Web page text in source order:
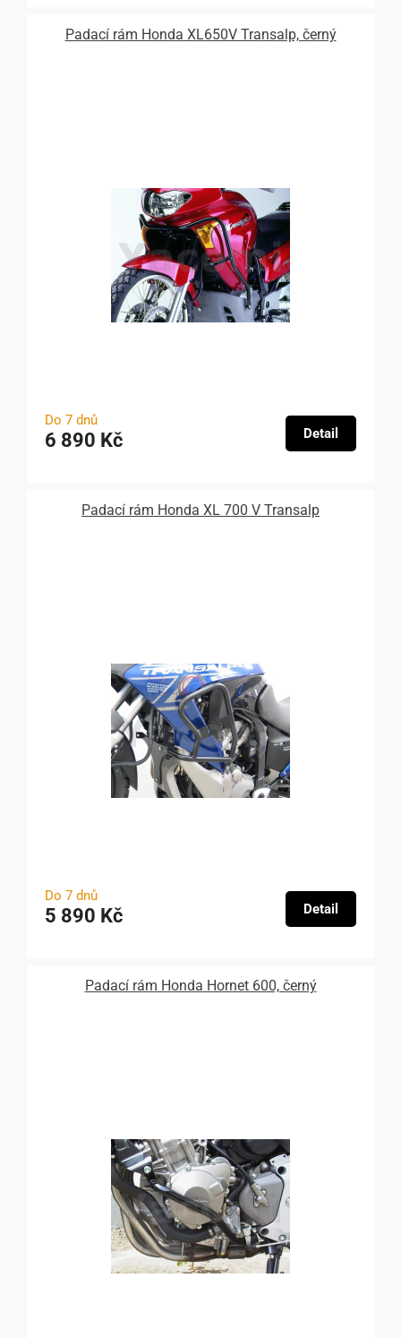
Padací rám Honda XL650V Transalp, černý
Do 7 dnů
6 890 Kč Detail
Padací rám Honda XL 700 V Transalp
Do 7 dnů
5 890 Kč Detail
Padací rám Honda Hornet 600, černý